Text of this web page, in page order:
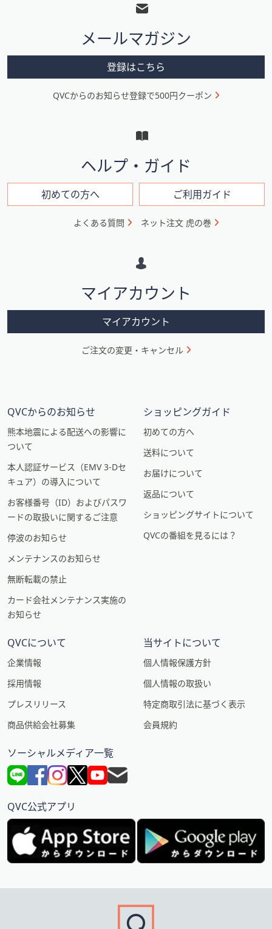
メ
ニ
ン
ン
メールマガジン
登録はこちら
QVCからのお知らせ登録で500円クーポン
ヘルプ・ガイド
初めての方へ ご利用ガイド
よくある質問 ネット注文 虎の巻
マイアカウント
マイアカウント
ご注文の変更・キャンセル
QVCからのお知らせ
熊本地震による配送への影響に
ついて
本人認証サービス（EMV 3-Dセ
キュア）の導入について
お客様番号（ID）およびパスワ
ードの取扱いに関するご注意
停波のお知らせ
メンテナンスのお知らせ
無断転載の禁止
カード会社メンテナンス実施の
お知らせ
ショッピングガイド
初めての方へ
送料について
お届けについて
返品について
ショッピングサイトについて
QVCの番組を見るには？
QVCについて
企業情報
採用情報
プレスリリース
商品供給会社募集
当サイトについて
個人情報保護方針
個人情報の取扱い
特定商取引法に基づく表示
会員規約
ソーシャルメディア一覧
QVC公式アプリ